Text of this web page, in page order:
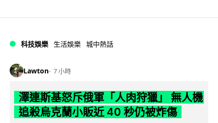
科技娛樂 生活娛樂 城中熱話
Lawton 7 小時
澤連斯基怒斥俄軍「人肉狩獵」 無人機
追殺烏克蘭小販近 40 秒仍被炸傷